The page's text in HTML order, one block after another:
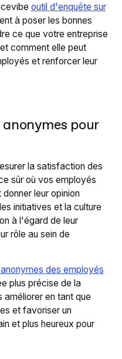
outil d'enquête sur
à poser les bonnes
ce que votre entreprise
comment elle peut
et renforcer leur
pour
la satisfaction des
sûr où vos employés
leur opinion
initiatives et la culture
à l'égard de leur
rôle au sein de
des employés
plus précise de la
en tant que
et favoriser un
et plus heureux pour